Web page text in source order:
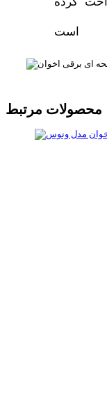
است
محصولات مرتبط